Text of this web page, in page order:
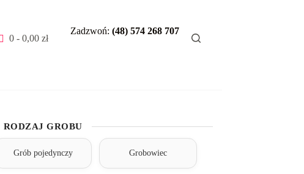
0 -0,00zł
Zadzwoń: (48) 574 268 707
RODZAJ GROBU
Grób pojedynczy Grobowiec